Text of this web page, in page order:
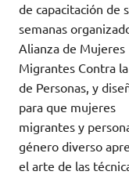
de capacitación de
semanas
Alianza de Mujeres
Migrantes Contra
de Personas, y
para que mujeres
migrantes y
género diverso
el arte de las